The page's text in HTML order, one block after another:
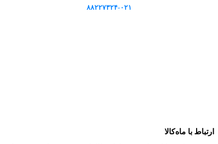
۸۸۲۲۷۳۲۴-۰۲۱
ارتباط با ماه‌کالا